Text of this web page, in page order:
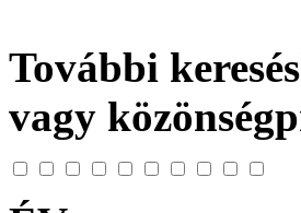
További
vagy